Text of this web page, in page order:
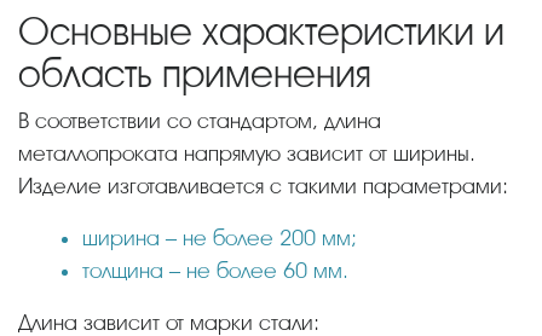
Основные характеристики и
область применения
В соответствии со стандартом, длина
металлопроката напрямую зависит от ширины.
Изделие изготавливается с такими параметрами:
ширина – не более 200 мм;
толщина – не более 60 мм.
Длина зависит от марки стали: